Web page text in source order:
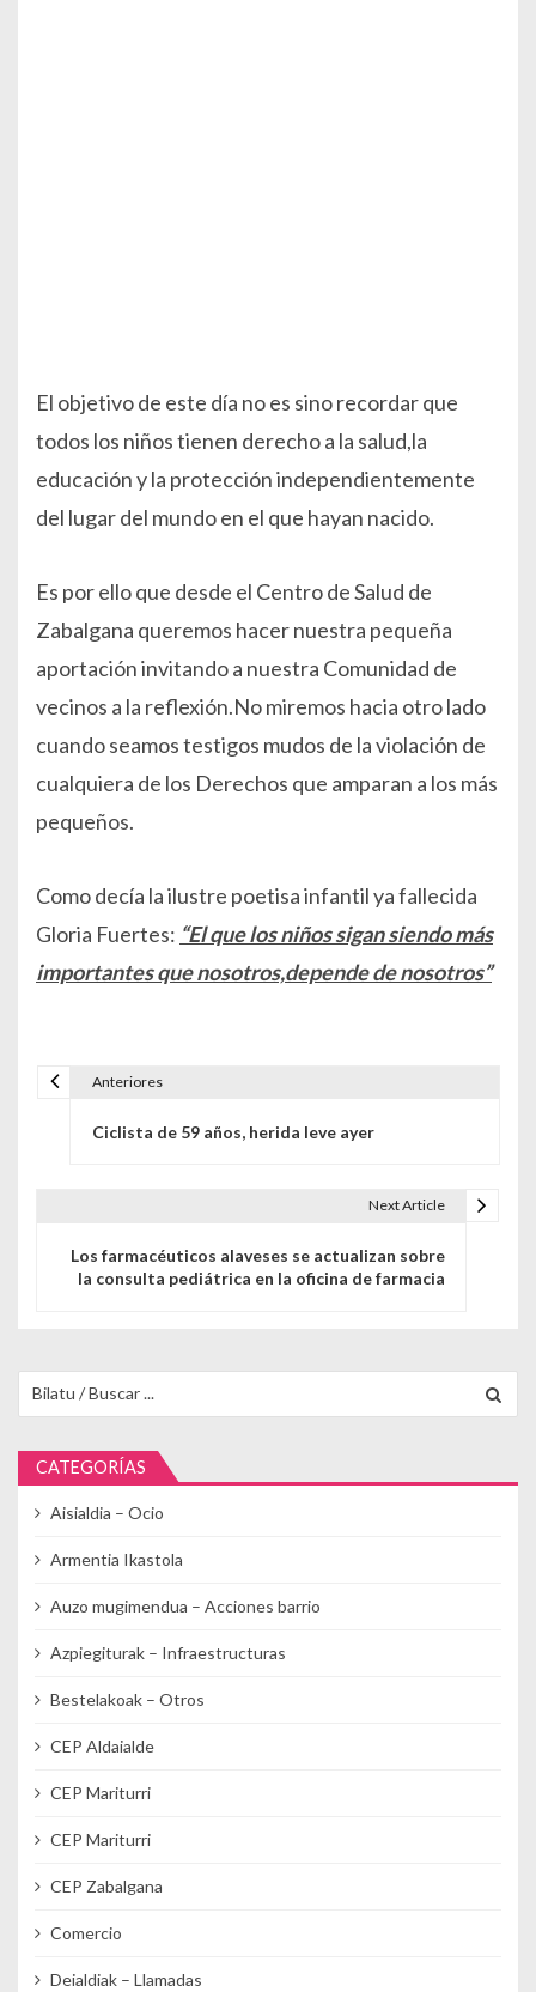
El objetivo de este día no es sino recordar que
todos los niños tienen derecho a la salud,la
educación y la protección independientemente
del lugar del mundo en el que hayan nacido.
Es por ello que desde el Centro de Salud de
Zabalgana queremos hacer nuestra pequeña
aportación invitando a nuestra Comunidad de
vecinos a la reflexión.No miremos hacia otro lado
cuando seamos testigos mudos de la violación de
cualquiera de los Derechos que amparan a los más
pequeños.
Como decía la ilustre poetisa infantil ya fallecida
Gloria Fuertes: “El que los niños sigan siendo más
importantes que nosotros,depende de nosotros”
Anteriores
Ciclista de 59 años, herida leve ayer
Next Article
Los farmacéuticos alaveses se actualizan sobre
la consulta pediátrica en la oficina de farmacia
CATEGORÍAS
Aisialdia – Ocio
Armentia Ikastola
Auzo mugimendua – Acciones barrio
Azpiegiturak – Infraestructuras
Bestelakoak – Otros
CEP Aldaialde
CEP Mariturri
CEP Mariturri
CEP Zabalgana
Comercio
Deialdiak – Llamadas